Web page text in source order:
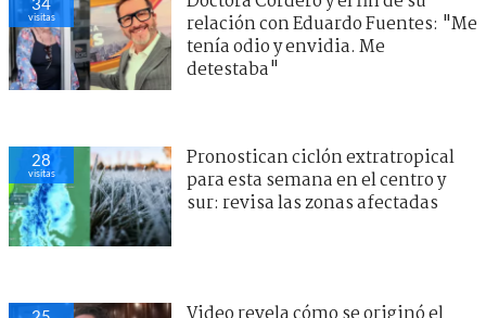
visitas
relación con Eduardo Fuentes: "Me
tenía odio y envidia. Me
detestaba"
28
visitas
Pronostican ciclón extratropical
para esta semana en el centro y
sur: revisa las zonas afectadas